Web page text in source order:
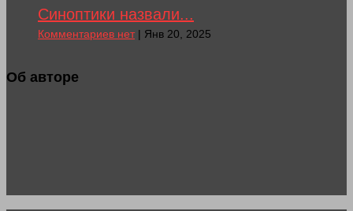
Синоптики назвали...
Комментариев нет| Янв 20, 2025
Об авторе